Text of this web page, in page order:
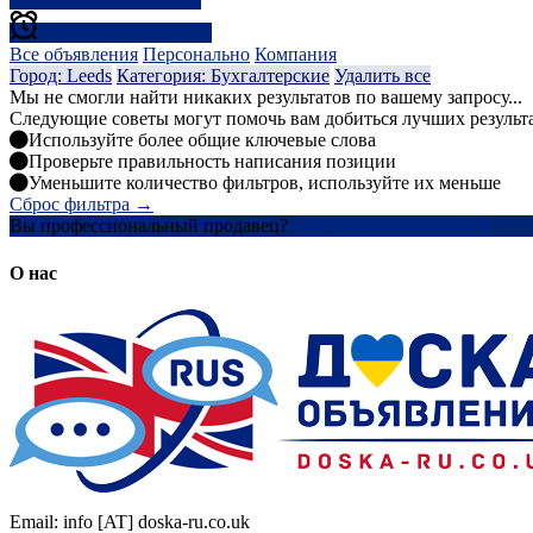
Все объявления Персонально Компания
Город: Leeds Категория: Бухгалтерские Удалить все
Мы не смогли найти никаких результатов по вашему запросу...
Следующие советы могут помочь вам добиться лучших
Используйте более общие ключевые слова
Проверьте правильность написания позиции
Уменьшите количество фильтров, используйте их меньше
Сброс фильтра →
Вы профессиональный продавец?
О нас
Email: info [AT] doska-ru.co.uk